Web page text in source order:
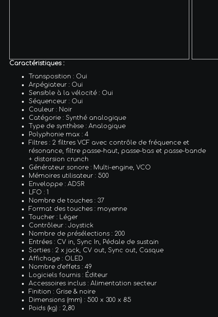
Caractéristiques :
Transposition : Oui
Arpégiateur : Oui
Sensible à la vélocité : Oui
Séquenceur : Oui
Couleur : Noir
Catégorie : Synthé analogique
Type de synthèse : Analogique
Polyphonie max : 4
Filtres : 2 filtres VCF avec contrôle de fréquence et
résonance, filtre passe-haut, passe-bas et passe-bande
+ distorsion crunch
Générateur sonore : Multi-engine, VCO
Mémoires utilisateur : 500
Enveloppe : ADSR
LFO : 1
Nombre de touches : 37
Format des touches : moyenne
Toucher : Léger
Contrôleur : Joystick
Nombre de présélections : 200
Entrées : CV in, Sync In, Pédale de sustain
Sorties : 2 x jack, CV out, Sync out, Casque
Affichage : OLED
Nombre d'effets : 49
Logiciels fournis : Éditeur
Accessoires inclus : Alimentation secteur
Finition : Grise & noire
Dimensions (mm) : 500 x 300 x 85
Poids (kg) : 2,80